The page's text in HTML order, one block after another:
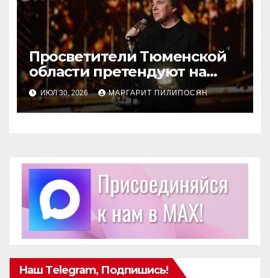
Просветители Тюменской
области претендуют на
награду Знание.Премия
ИЮЛ 30, 2026 МАРГАРИТ ПИЛИПОСЯН
Наш Telegram, Подпишись!